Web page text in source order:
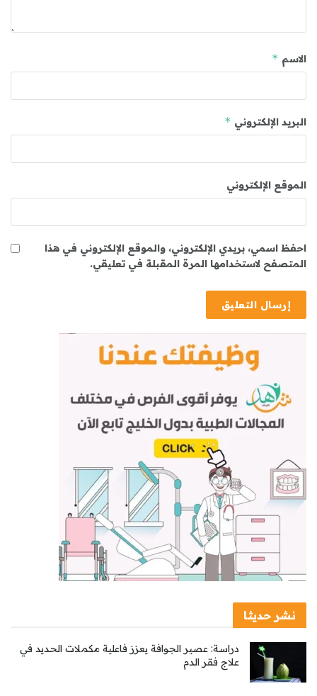
الاسم *
البريد الإلكتروني *
الموقع الإلكتروني
احفظ اسمي، بريدي الإلكتروني، والموقع الإلكتروني في هذا
المتصفح لاستخدامها المرة المقبلة في تعليقي.
نشر حديثا
دراسة: عصير الجوافة يعزز فاعلية مكملات الحديد في
علاج فقر الدم